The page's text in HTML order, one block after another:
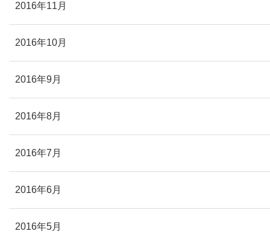
2016年11月
2016年10月
2016年9月
2016年8月
2016年7月
2016年6月
2016年5月